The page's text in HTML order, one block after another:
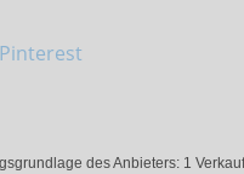
des Anbieters: 1